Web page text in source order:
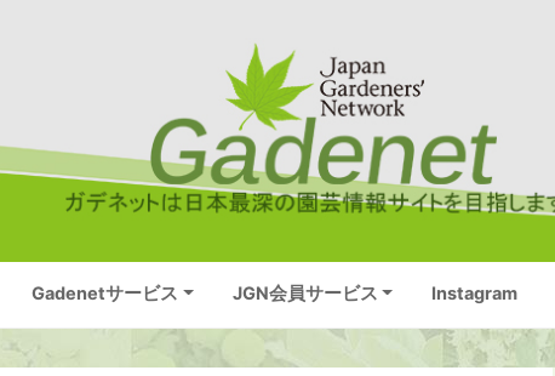
Gadenetサービス JGN会員サービス Instagram